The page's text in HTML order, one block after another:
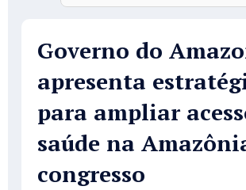
Governo do
apresenta
para ampliar
saúde na
congresso